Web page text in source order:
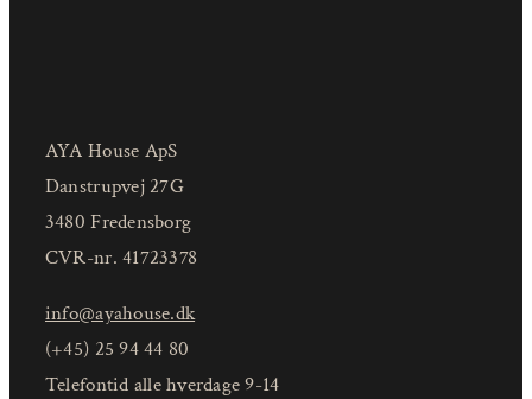
AYA House ApS
Danstrupvej 27G
3480 Fredensborg
CVR-nr. 41723378
info@ayahouse.dk
(+45) 25 94 44 80
Telefontid alle hverdage 9-14